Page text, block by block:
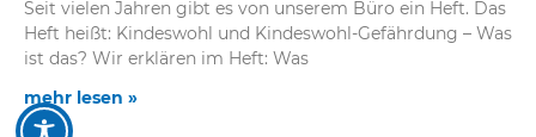
Seit vielen Jahren gibt es von unserem Büro ein Heft. Das
Heft heißt: Kindeswohl und Kindeswohl-Gefährdung – Was
ist das? Wir erklären im Heft: Was
mehr lesen »